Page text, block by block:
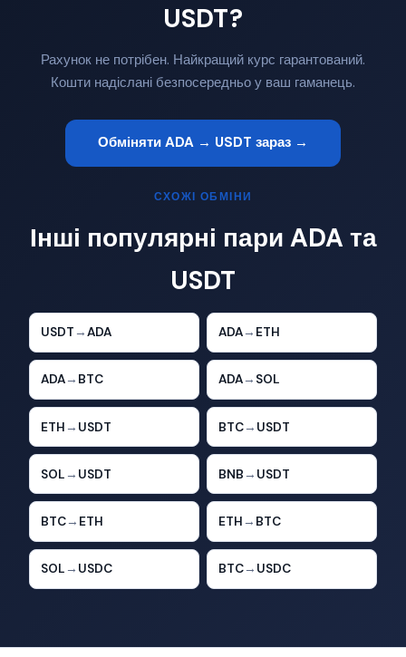
USDT?
Рахунок не потрібен. Найкращий курс гарантований.
Кошти надіслані безпосередньо у ваш гаманець.
Обміняти ADA → USDT зараз →
СХОЖІ ОБМІНИ
Інші популярні пари ADA та
USDT
USDT →ADA ADA→ ETH
ADA→ BTC ADA→ SOL
ETH → USDT BTC→ USDT
SOL → USDT BNB → USDT
BTC→ ETH ETH → BTC
SOL → USDC BTC→ USDC